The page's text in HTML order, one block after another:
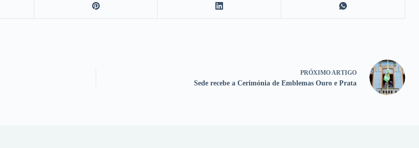
PRÓXIMO ARTIGO
Sede recebe a Cerimónia de Emblemas Ouro e Prata